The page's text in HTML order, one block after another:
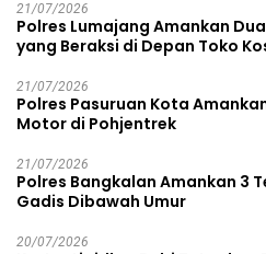
21/07/2026
Polres Lumajang Amankan
yang Beraksi di Depan Toko
21/07/2026
Polres Pasuruan Kota
Motor di Pohjentrek
21/07/2026
Polres Bangkalan Amankan 3
Gadis Dibawah Umur
20/07/2026